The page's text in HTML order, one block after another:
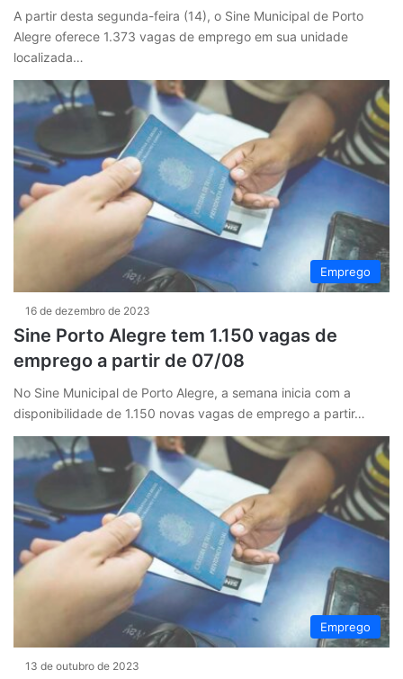
A partir desta segunda-feira (14), o Sine Municipal de Porto
Alegre oferece 1.373 vagas de emprego em sua unidade
localizada…
Emprego
16 de dezembro de 2023
Sine Porto Alegre tem 1.150 vagas de
emprego a partir de 07/08
No Sine Municipal de Porto Alegre, a semana inicia com a
disponibilidade de 1.150 novas vagas de emprego a partir…
Emprego
13 de outubro de 2023